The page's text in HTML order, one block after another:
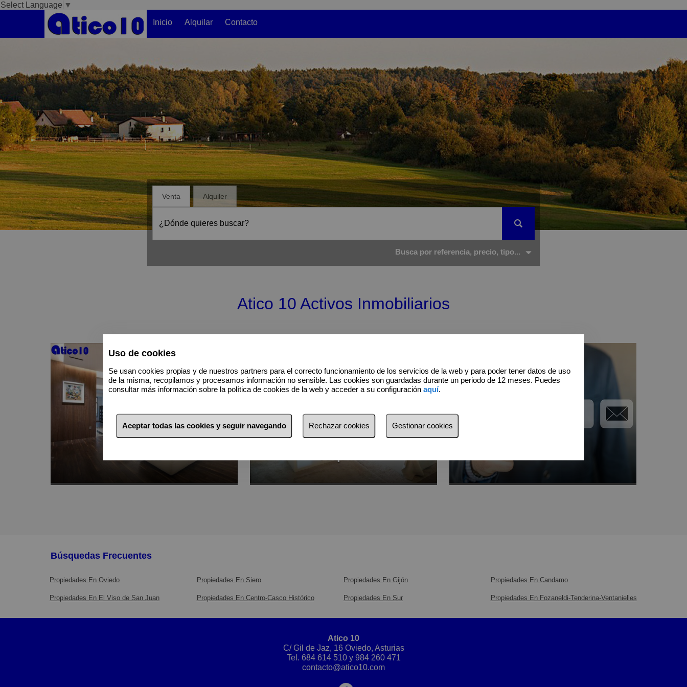
Select Language ▼
Inicio
Alquilar Contacto
Venta Alquiler
Busca por referencia, precio, tipo...
Atico 10 Activos Inmobiliarios
Búsquedas Frecuentes
Propiedades En Oviedo Propiedades En Siero Propiedades En Gijón Propiedades En Candamo
Propiedades En El Viso de San Juan Propiedades En Centro-Casco Histórico Propiedades En Sur Propiedades En Fozaneldi-Tenderina-Ventanielles
Atico 10
C/ Gil de Jaz, 16 Oviedo, Asturias
Tel. 684 614 510y 984 260 471
contacto@atico10.com
Uso de cookies
Se usan cookies propias y de nuestros partners para el correcto funcionamiento de los servicios de la web y para poder tener datos de uso
de la misma, recopilamos y procesamos información no sensible. Las cookies son guardadas durante un periodo de 12 meses. Puedes
consultar más información sobre la política de cookies de la web y acceder a su configuración aquí.
Aceptar todas las cookies y seguir navegando Rechazar cookies Gestionar cookies